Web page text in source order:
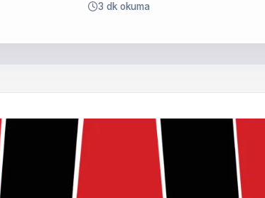
3 dk okuma